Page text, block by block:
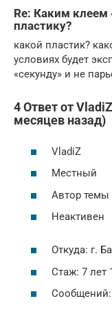
Re: Каким клеем
пластику?
какой пластик?
условиях будет
«секунду» и не
4 Ответ от
месяцев назад)
VladiZ
Местный
Автор темы
Неактивен
Откуда: г.
Стаж: 7 лет
Сообщений: